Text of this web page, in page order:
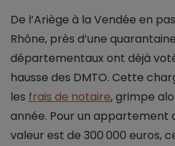
De l’Ariège à la Vendée en
Rhône, près d’une
départementaux ont déjà
hausse des DMTO. Cette
les frais de notaire, grimpe
année. Pour un appartement
valeur est de 300 000 euros,